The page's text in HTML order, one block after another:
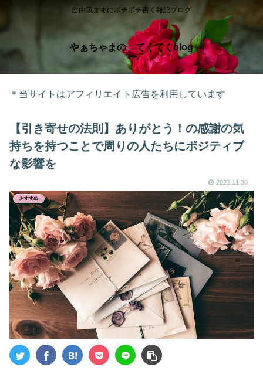
自由気ままにボチボチ書く雑記ブログ
やぁちゃまの てくてくblog
＊当サイトはアフィリエイト広告を利用しています
【引き寄せの法則】ありがとう！の感謝の気
持ちを持つことで周りの人たちにポジティブ
な影響を
2023.11.30
おすすめ